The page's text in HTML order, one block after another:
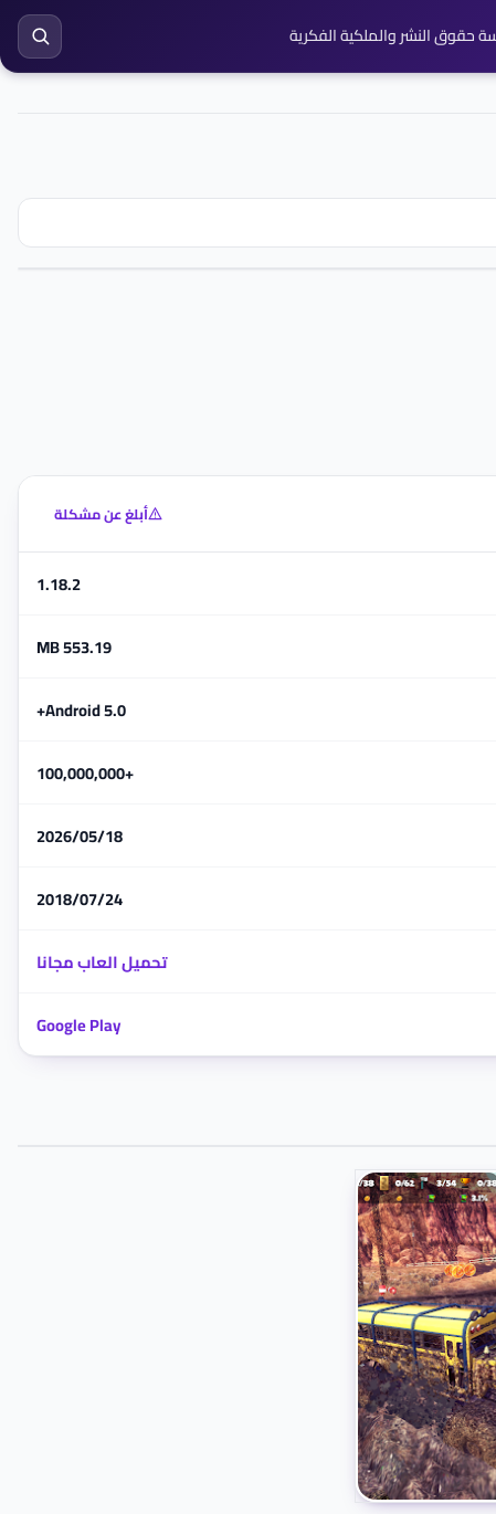
حقوق النشر والملكية الفكرية
أبلغ عن مشكلة
1.18.2
553.19 MB
Android 5.0+
+100,000,000
18‏/05‏/2026
24‏/07‏/2018
تحميل العاب مجانا
Google Play